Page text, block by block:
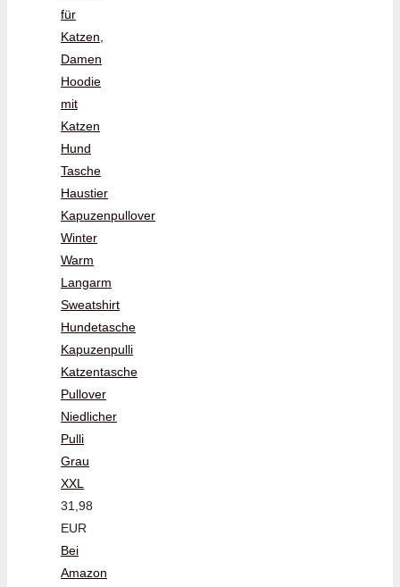
für
Katzen,
Damen
Hoodie
mit
Katzen
Hund
Tasche
Haustier
Kapuzenpullover
Winter
Warm
Langarm
Sweatshirt
Hundetasche
Kapuzenpulli
Katzentasche
Pullover
Niedlicher
Pulli
Grau
XXL
31,98
EUR
Bei
Amazon